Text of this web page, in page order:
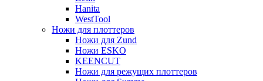
Hanita
WestTool
Ножи для плоттеров
Ножи для Zund
Ножи ESKO
KEENCUT
Ножи для режущих плоттеров